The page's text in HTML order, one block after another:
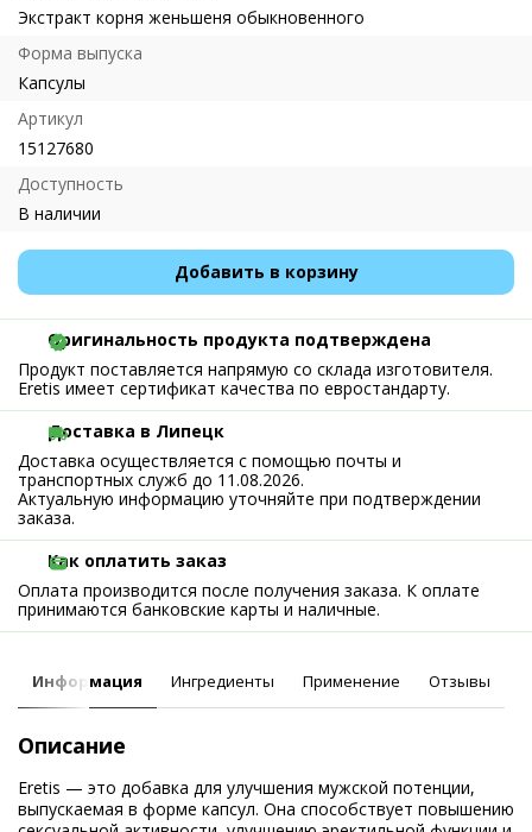
Экстракт корня женьшеня обыкновенного
Форма выпуска
Капсулы
Артикул
15127680
Доступность
В наличии
Добавить в корзину
Оригинальность продукта подтверждена
Продукт поставляется напрямую со склада изготовителя.
Eretis имеет сертификат качества по евростандарту.
Доставка в Липецк
Доставка осуществляется с помощью почты и
транспортных служб до 11.08.2026.
Актуальную информацию уточняйте при подтверждении
заказа.
Как оплатить заказ
Оплата производится после получения заказа. К оплате
принимаются банковские карты и наличные.
Информация Ингредиенты Применение Отзывы
Описание
Eretis — это добавка для улучшения мужской потенции,
выпускаемая в форме капсул. Она способствует повышению